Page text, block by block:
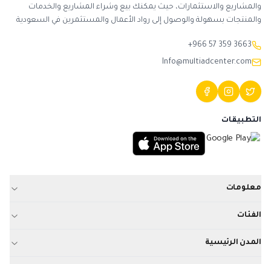
والمشاريع والاستثمارات، حيث يمكنك بيع وشراء المشاريع والخدمات
والمنتجات بسهولة والوصول إلى رواد الأعمال والمستثمرين في السعودية
+966 57 359 3663
Info@multiadcenter.com
التطبيقات
معلومات
الفئات
المدن الرئيسية